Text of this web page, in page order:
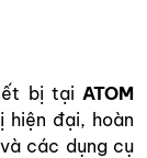
bị tại ATOM
hiện đại, hoàn
các dụng cụ